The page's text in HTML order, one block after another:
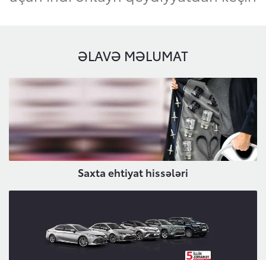
ƏLAVƏ MƏLUMAT
Saxta ehtiyat hissələri